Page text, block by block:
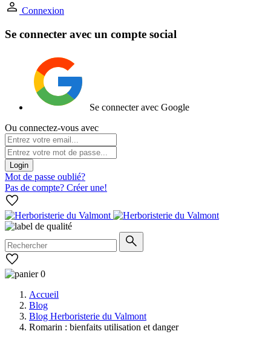
Connexion
Se connecter avec un compte social
Se connecter avec Google
Ou connectez-vous avec
Login
Mot de passe oublié?
Pas de compte? Créer une!
0
Accueil
Blog
Blog Herboristerie du Valmont
Romarin : bienfaits utilisation et danger